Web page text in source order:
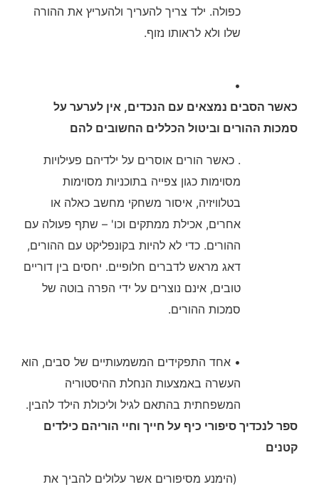
כפולה. ילד צריך להעריך ולהעריץ את ההורה
שלו ולא לראותו נזוף.
•
כאשר הסבים נמצאים עם הנכדים, אין לערער על
סמכות ההורים וביטול הכללים החשובים להם
. כאשר הורים אוסרים על ילדיהם פעילויות
מסוימות כגון צפייה בתוכניות מסוימות
בטלוויזיה, איסור משחקי מחשב כאלה או
אחרים, אכילת ממתקים וכו' – שתף פעולה עם
ההורים. כדי לא להיות בקונפליקט עם ההורים,
דאג מראש לדברים חלופיים. יחסים בין דוריים
טובים, אינם נוצרים על ידי הפרה בוטה של
סמכות ההורים.
• אחד התפקידים המשמעותיים של סבים, הוא
העשרה באמצעות הנחלת ההיסטוריה
המשפחתית בהתאם לגיל וליכולת הילד להבין.
ספר לנכדיך סיפורי כיף על חייך וחיי הוריהם כילדים
קטנים
(הימנע מסיפורים אשר עלולים להביך את